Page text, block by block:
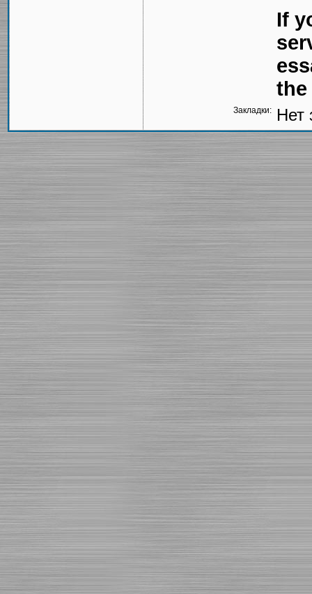
If
the
Закладки: Нет